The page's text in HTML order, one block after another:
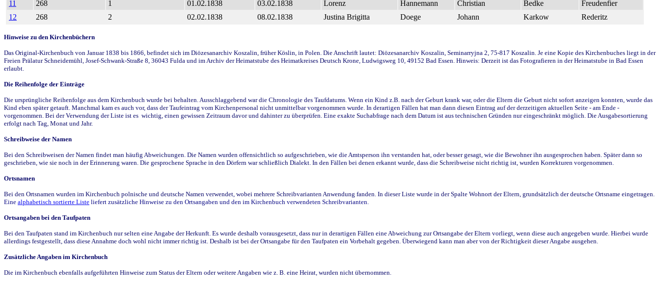
11
268 1 01.02.1838 03.02.1838 Lorenz Hannemann Christian Bedke
Freudenfier
12
268 2 02.02.1838 08.02.1838 Justina Brigitta Doege Johann Karkow Rederitz
Hinweise zu den Kirchenbüchern
Das Original-Kirchenbuch von Januar 1838 bis 1866, befindet sich im Diözesanarchiv Koszalin, früher Köslin, in Polen. Die Anschrift lautet: Diözesanarchiv Koszalin, Seminarryjna 2, 75-817 Koszalin. Je eine Kopie des Kirchenbuches liegt in der
Freien Prälatur Schneidemühl, Josef-Schwank-Straße 8, 36043 Fulda und im Archiv der Heimatstube des Heimatkreises Deutsch Krone, Ludwigsweg 10, 49152 Bad Essen. Hinweis: Derzeit ist das Fotografieren in der Heimatstube in Bad Essen
erlaubt.
Die Reihenfolge der Einträge
Die ursprüngliche Reihenfolge aus dem Kirchenbuch wurde bei behalten. Ausschlaggebend war die Chronologie des Taufdatums. Wenn ein Kind z.B. nach der Geburt krank war, oder die Eltern die Geburt nicht sofort anzeigen konnten, wurde das
Kind eben später getauft. Manchmal kam es auch vor, dass der Taufeintrag vom Kirchenpersonal nicht unmittelbar vorgenommen wurde. In derartigen Fällen hat man dann diesen Eintrag auf der derzeitigen aktuellen Seite - am Ende -
vorgenommen. Bei der Verwendung der Liste ist es wichtig, einen gewissen Zeitraum davor und dahinter zu überprüfen. Eine exakte Suchabfrage nach dem Datum ist aus technischen Gründen nur eingeschränkt möglich. Die Ausgabesortierung
erfolgt nach Tag, Monat und Jahr.
Schreibweise der Namen
Bei den Schreibweisen der Namen findet man häufig Abweichungen. Die Namen wurden offensichtlich so aufgeschrieben, wie die Amtsperson ihn verstanden hat, oder besser gesagt, wie die Bewohner ihn ausgesprochen haben. Später dann so
geschrieben, wie sie noch in der Erinnerung waren. Die gesprochene Sprache in den Dörfern war schließlich Dialekt. In den Fällen bei denen erkannt wurde, dass die Schreibweise nicht richtig ist, wurden Korrekturen vorgenommen.
Ortsnamen
Bei den Ortsnamen wurden im Kirchenbuch polnische und deutsche Namen verwendet, wobei mehrere Schreibvarianten Anwendung fanden. In dieser Liste wurde in der Spalte Wohnort der Eltern, grundsätzlich der deutsche Ortsname eingetragen.
Eine alphabetisch sortierte Liste liefert zusätzliche Hinweise zu den Ortsangaben und den im Kirchenbuch verwendeten Schreibvarianten.
Ortsangaben bei den Taufpaten
Bei den Taufpaten stand im Kirchenbuch nur selten eine Angabe der Herkunft. Es wurde deshalb vorausgesetzt, dass nur in derartigen Fällen eine Abweichung zur Ortsangabe der Eltern vorliegt, wenn diese auch angegeben wurde. Hierbei wurde
allerdings festgestellt, dass diese Annahme doch wohl nicht immer richtig ist. Deshalb ist bei der Ortsangabe für den Taufpaten ein Vorbehalt gegeben. Überwiegend kann man aber von der Richtigkeit dieser Angabe ausgehen.
Zusätzliche Angaben im Kirchenbuch
Die im Kirchenbuch ebenfalls aufgeführten Hinweise zum Status der Eltern oder weitere Angaben wie z. B. eine Heirat, wurden nicht übernommen.